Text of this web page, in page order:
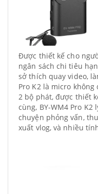
Được thiết kế cho
ngân sách chi tiêu
sở thích quay video,
Pro K2 là micro không
2 bộ phát, được thiết
cùng, BY-WM4 Pro
chuyện phỏng vấn,
xuất vlog, và nhiều